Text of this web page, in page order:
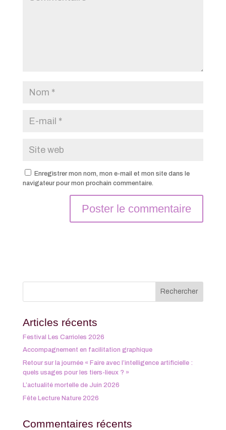
Enregistrer mon nom, mon e-mail et mon site dans le
navigateur pour mon prochain commentaire.
Articles récents
Festival Les Carrioles 2026
Accompagnement en facilitation graphique
Retour sur la journée « Faire avec l’intelligence artificielle :
quels usages pour les tiers-lieux ? »
L’actualité mortelle de Juin 2026
Fête Lecture Nature 2026
Commentaires récents